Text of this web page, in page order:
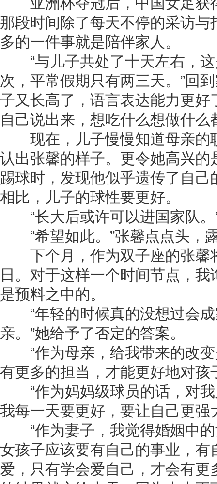
那段时间除了每天不停的采访
多的一件事就是陪伴家人。
“与儿子共处了十天左右，这
次，平常假期只有两三天。”回
子又长高了，语言表达能力更好
自己说出来，想吃什么想做什么
现在，儿子慢慢知道母亲的
认出张馨的样子。更令她高兴的
踢球时，发现他似乎遗传了自
相比，儿子的球性要更好。
“长大后或许可以进国家队。
“希望如此。”张馨点点头，
下个月，作为双子座的张馨
日。对于这样一个时间节点，
是预料之中的。
“年轻的时候真的没想过会成
亲。”她给予了否定的答案。
“作为母亲，给我带来的改变
有更多的担当，才能更好地对孩
“作为妈妈级球员的话，对我
我每一天要更好，要让自己更强
“作为妻子，我觉得婚姻中的
女孩子应该要有自己的事业，有
爱，只有学会爱自己，才会有